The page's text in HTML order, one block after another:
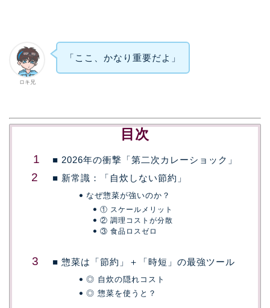
ロキ兄
「ここ、かなり重要だよ」
目次
■ 2026年の衝撃「第二次カレーショック」
■ 新常識：「自炊しない節約」
なぜ惣菜が強いのか？
① スケールメリット
② 調理コストが分散
③ 食品ロスゼロ
■ 惣菜は「節約」＋「時短」の最強ツール
◎ 自炊の隠れコスト
◎ 惣菜を使うと？